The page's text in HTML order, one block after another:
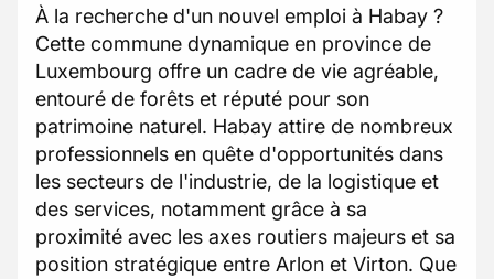
À la recherche d'un nouvel emploi à Habay ?
Cette commune dynamique en province de
Luxembourg offre un cadre de vie agréable,
entouré de forêts et réputé pour son
patrimoine naturel. Habay attire de nombreux
professionnels en quête d'opportunités dans
les secteurs de l'industrie, de la logistique et
des services, notamment grâce à sa
proximité avec les axes routiers majeurs et sa
position stratégique entre Arlon et Virton. Que